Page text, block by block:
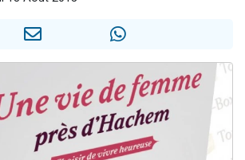
Il reste 49 places pour étudier en groupe sur Zoom
Eva vient de donner son Maasser
Eli vient de donner son Maasser